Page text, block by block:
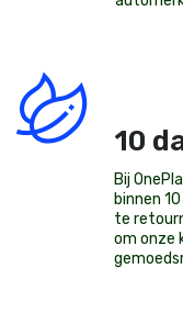
10
Bij
binnen
te
om onze